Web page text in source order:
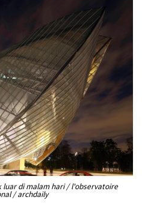
di malam hari / l'observatoire
/ archdaily